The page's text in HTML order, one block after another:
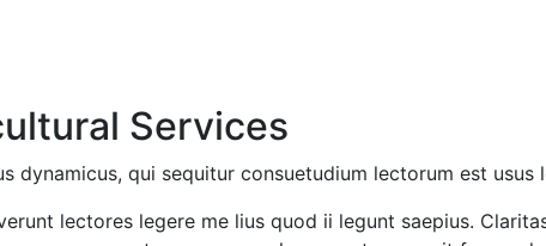
Services
dynamicus, qui sequitur consuetudium lectorum est
lectores legere me lius quod ii legunt saepius.